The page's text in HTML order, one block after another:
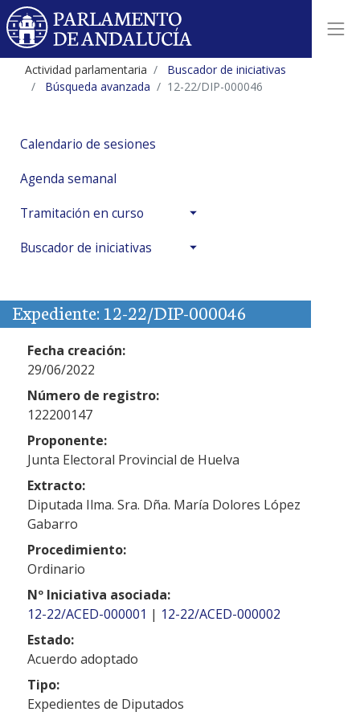
Actividad parlamentaria
Buscador de iniciativas
Búsqueda avanzada
12-22/DIP-000046
Calendario de sesiones
Agenda semanal
Tramitación en curso
Buscador de iniciativas
Expediente: 12-22/DIP-000046
Fecha creación:
29/06/2022
Número de registro:
122200147
Proponente:
Junta Electoral Provincial de Huelva
Extracto:
Diputada Ilma. Sra. Dña. María Dolores López
Gabarro
Procedimiento:
Ordinario
Nº Iniciativa asociada:
12-22/ACED-000001 | 12-22/ACED-000002
Estado:
Acuerdo adoptado
Tipo:
Expedientes de Diputados